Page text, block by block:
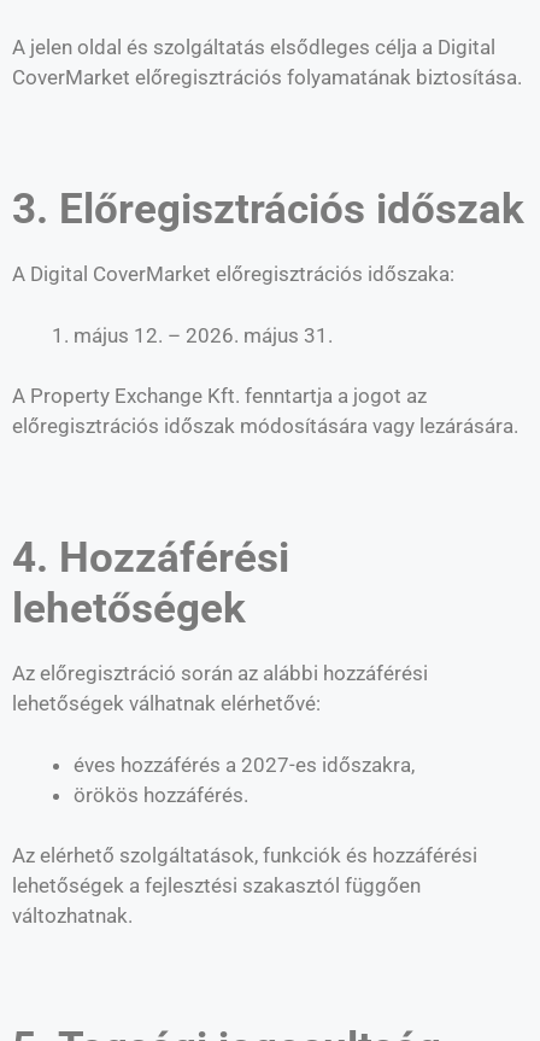
A jelen oldal és szolgáltatás elsődleges célja a Digital
CoverMarket előregisztrációs folyamatának biztosítása.
3. Előregisztrációs időszak
A Digital CoverMarket előregisztrációs időszaka:
május 12. – 2026. május 31.
A Property Exchange Kft. fenntartja a jogot az
előregisztrációs időszak módosítására vagy lezárására.
4. Hozzáférési
lehetőségek
Az előregisztráció során az alábbi hozzáférési
lehetőségek válhatnak elérhetővé:
éves hozzáférés a 2027-es időszakra,
örökös hozzáférés.
Az elérhető szolgáltatások, funkciók és hozzáférési
lehetőségek a fejlesztési szakasztól függően
változhatnak.